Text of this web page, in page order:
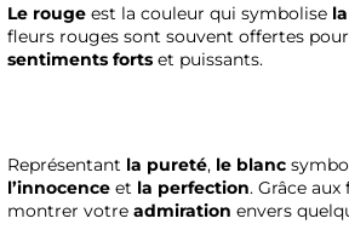
Le rougeest la couleur qui symbolise
fleurs rouges sont souvent offertes
sentiments fortset puissants.
Représentant la pureté, le blanc
l’innocenceet la perfection. Grâce
montrer votre admiration envers